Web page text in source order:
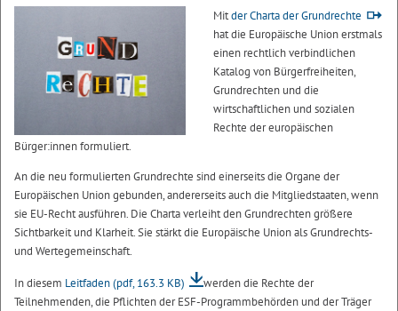
Mitder Charta der Grundrechte
hat die Europäische Union erstmals
einen rechtlich verbindlichen
Katalog von Bürgerfreiheiten,
Grundrechten und die
wirtschaftlichen und sozialen
Rechte der europäischen
Bürger:innen formuliert.
An die neu formulierten Grundrechte sind einerseits die Organe der
Europäischen Union gebunden, andererseits auch die Mitgliedstaaten, wenn
sie EU-Recht ausführen. Die Charta verleiht den Grundrechten größere
Sichtbarkeit und Klarheit. Sie stärkt die Europäische Union als Grundrechts-
und Wertegemeinschaft.
In diesem Leitfaden(pdf, 163.3 KB)
werden die Rechte der
Teilnehmenden, die Pflichten der ESF-Programmbehörden und der Träger